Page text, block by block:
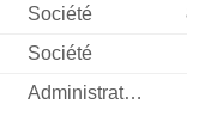
(Canada)
Société
INC.
Société
Administrateur